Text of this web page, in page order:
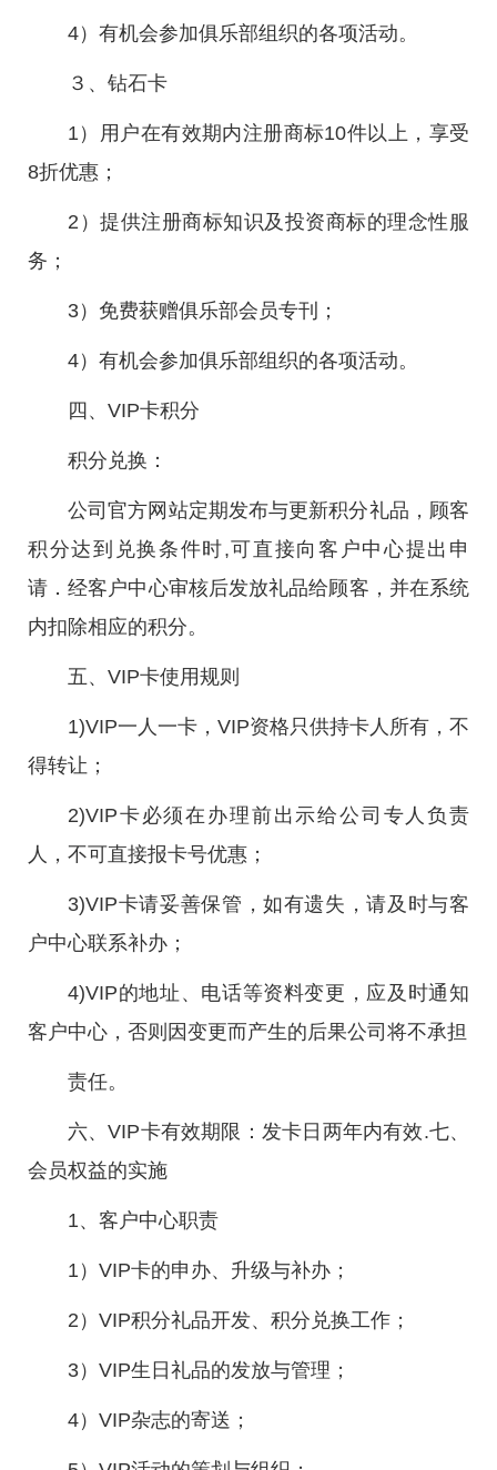
4）有机会参加俱乐部组织的各项活动。
３、钻石卡
1）用户在有效期内注册商标10件以上，享受
8折优惠；
2）提供注册商标知识及投资商标的理念性服
务；
3）免费获赠俱乐部会员专刊；
4）有机会参加俱乐部组织的各项活动。
四、VIP卡积分
积分兑换：
公司官方网站定期发布与更新积分礼品，顾客
积分达到兑换条件时,可直接向客户中心提出申
请．经客户中心审核后发放礼品给顾客，并在系统
内扣除相应的积分。
五、VIP卡使用规则
1)VIP一人一卡，VIP资格只供持卡人所有，不
得转让；
2)VIP卡必须在办理前出示给公司专人负责
人，不可直接报卡号优惠；
3)VIP卡请妥善保管，如有遗失，请及时与客
户中心联系补办；
4)VIP的地址、电话等资料变更，应及时通知
客户中心，否则因变更而产生的后果公司将不承担
责任。
六、VIP卡有效期限：发卡日两年内有效.七、
会员权益的实施
1、客户中心职责
1）VIP卡的申办、升级与补办；
2）VIP积分礼品开发、积分兑换工作；
3）VIP生日礼品的发放与管理；
4）VIP杂志的寄送；